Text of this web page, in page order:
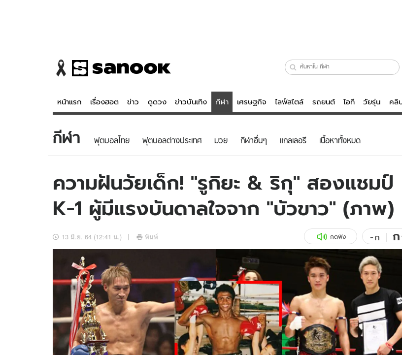
หน้าแรก เรื่องฮอต ข่าว ดูดวง ข่าวบันเทิง กีฬา เศรษฐกิจ ไลฟ์สไตล์ รถยนต์ ไอที วัยรุ่น คลิ
ข่าว
ข่าวบันเทิง
ข่าวกีฬา
ข่าวเศรษฐกิจ
อัปเดตจีน
เช็กข่าวชัวร์
ดูดวง - ตรวจหวย
สถิติหวยไทย
หวยลาว
ไลฟ์สไตล์
วัยรุ่น
ไอที
รถยนต์
สุขภาพ
เที่ยว-กิน
Tasteful Thailand
Sanook Choice
ดาวน์โหลดสนุกแอปฟรี ติดตามสนุกโซเชียลได้ที่
กีฬา ฟุตบอลไทย ฟุตบอลต่างประเทศ มวย กีฬาอื่นๆ แกลเลอรี เนื้อหาทั้งหมด
ความฝันวัยเด็ก! "รูกิยะ & ริกุ" สองแชมป์
K-1 ผู้มีแรงบันดาลใจจาก "บัวขาว" (ภาพ)
13 มิ.ย. 64 (12:41 น.) พิมพ์ กดฟัง -ก ก